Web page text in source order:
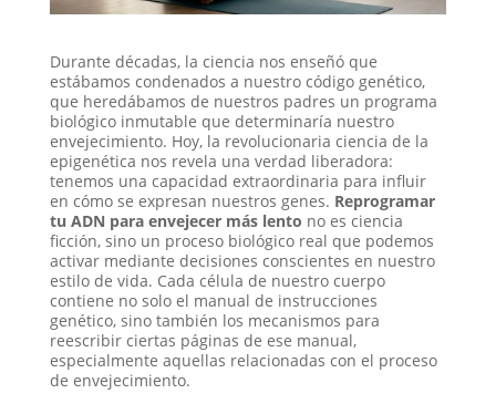
Durante décadas, la ciencia nos enseñó que
estábamos condenados a nuestro código genético,
que heredábamos de nuestros padres un programa
biológico inmutable que determinaría nuestro
envejecimiento. Hoy, la revolucionaria ciencia de la
epigenética nos revela una verdad liberadora:
tenemos una capacidad extraordinaria para influir
en cómo se expresan nuestros genes. Reprogramar
tu ADN para envejecer más lento no es ciencia
ficción, sino un proceso biológico real que podemos
activar mediante decisiones conscientes en nuestro
estilo de vida. Cada célula de nuestro cuerpo
contiene no solo el manual de instrucciones
genético, sino también los mecanismos para
reescribir ciertas páginas de ese manual,
especialmente aquellas relacionadas con el proceso
de envejecimiento.